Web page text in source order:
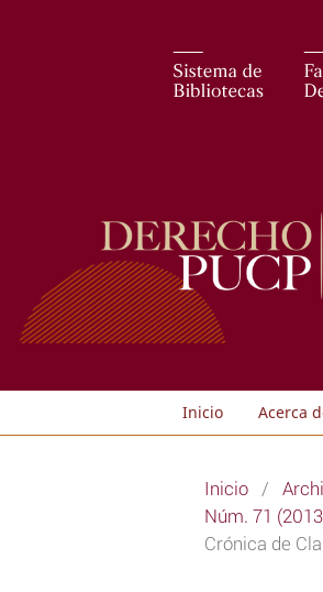
Inicio Acerca
Inicio /
Núm. 71
Crónica de